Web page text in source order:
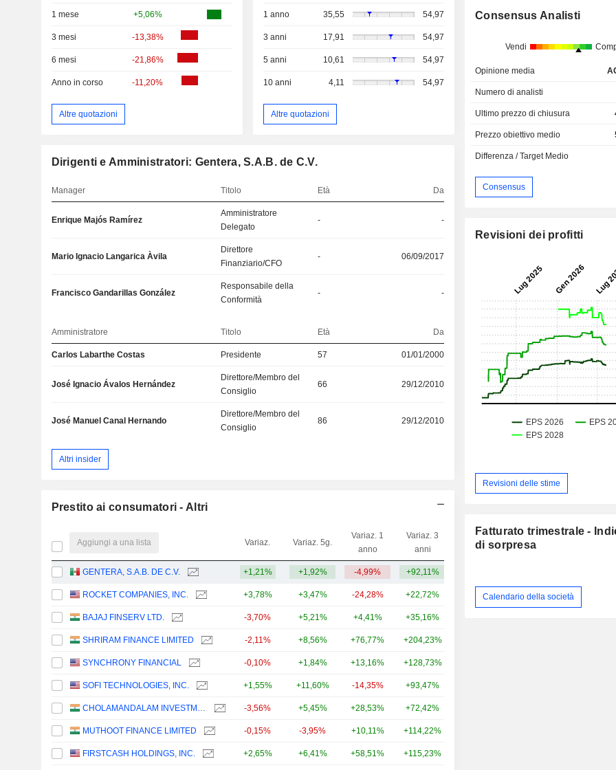
1 mese +5,06%
3 mesi -13,38%
6 mesi -21,86%
Anno in corso -11,20%
Altre quotazioni
1 anno 35,55 54,97
3 anni 17,91 54,97
5 anni 10,61 54,97
10 anni 4,11 54,97
Altre quotazioni
Dirigenti e Amministratori: Gentera, S.A.B. de C.V.
Manager Titolo Età Da
Enrique Majós Ramírez
Amministratore
Delegato
- -
Mario Ignacio Langarica Àvila
Direttore
Finanziario/CFO
- 06/09/2017
Francisco Gandarillas González
Responsabile della
Conformità
- -
Amministratore Titolo Età Da
Carlos Labarthe Costas Presidente 57 01/01/2000
José Ignacio Ávalos Hernández
Direttore/Membro del
Consiglio
66 29/12/2010
José Manuel Canal Hernando
Direttore/Membro del
Consiglio
86 29/12/2010
Altri insider
Prestito ai consumatori - Altri
Aggiungi a una lista Variaz. Variaz. 5g.
Variaz. 1
anno
Variaz. 3
anni
Capi.($)
GENTERA, S.A.B. DE C.V. +1,21% +1,92% -4,99% +92,11%
ROCKET COMPANIES, INC. +3,78% +3,47% -24,28% +22,72% 37,41 Mrd
BAJAJ FINSERV LTD. -3,70% +5,21% +4,41% +35,16%
SHRIRAM FINANCE LIMITED -2,11% +8,56% +76,77% +204,23%
SYNCHRONY FINANCIAL -0,10% +1,84% +13,16% +128,73%
SOFI TECHNOLOGIES, INC. +1,55% +11,60% -14,35% +93,47%
CHOLAMANDALAM INVESTMENT AND FINANCE COMPANY LIMITED -3,56% +5,45% +28,53% +72,42%
MUTHOOT FINANCE LIMITED -0,15% -3,95% +10,11% +114,22%
FIRSTCASH HOLDINGS, INC. +2,65% +6,41% +58,51% +115,23%
Consensus Analisti
Vendi
Opinione media
Numero di analisti
Ultimo prezzo di chiusura
Prezzo obiettivo medio
Differenza / Target Medio
Consensus
Revisioni dei profitti
Revisioni delle stime
Fatturato trimestrale -
di sorpresa
Calendario della società